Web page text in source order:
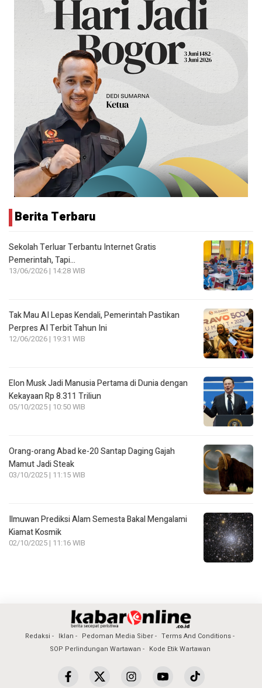
Berita Terbaru
Sekolah Terluar Terbantu Internet Gratis
Pemerintah, Tapi…
13/06/2026 | 14:28 WIB
Tak Mau AI Lepas Kendali, Pemerintah Pastikan
Perpres AI Terbit Tahun Ini
12/06/2026 | 19:31 WIB
Elon Musk Jadi Manusia Pertama di Dunia dengan
Kekayaan Rp 8.311 Triliun
05/10/2025 | 10:50 WIB
Orang-orang Abad ke-20 Santap Daging Gajah
Mamut Jadi Steak
03/10/2025 | 11:15 WIB
Ilmuwan Prediksi Alam Semesta Bakal Mengalami
Kiamat Kosmik
02/10/2025 | 11:16 WIB
Redaksi Iklan Pedoman Media Siber
Terms And Conditions
SOP Perlindungan Wartawan
Kode Etik Wartawan